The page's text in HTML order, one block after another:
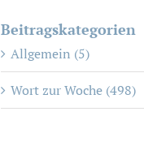
Beitragskategorien
Allgemein (5)
Wort zur Woche (498)